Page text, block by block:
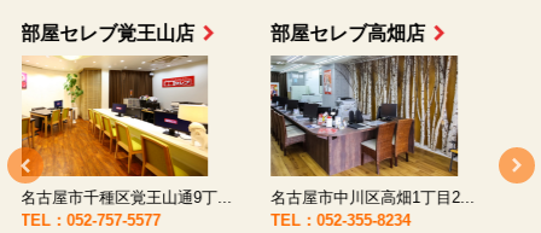
部屋セレブ上小田井店
名古屋市西区八筋町277 ...
TEL：052-508-5933
部屋セレブ中村店
名古屋市中村区太閤通9-1...
TEL：052-481-0853